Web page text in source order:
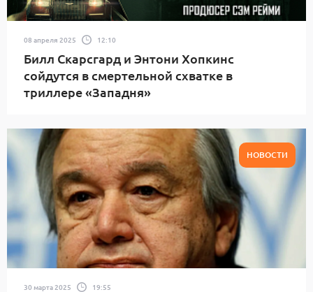
08 апреля 2025 12:10
Билл Скарсгард и Энтони Хопкинс
сойдутся в смертельной схватке в
триллере «Западня»
НОВОСТИ
30 марта 2025 19:55